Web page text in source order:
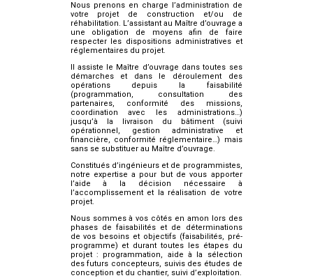
Nous prenons en charge l’administration de
votre projet de construction et/ou de
réhabilitation. L’assistant au Maître d’ouvrage a
une obligation de moyens afin de faire
respecter les dispositions administratives et
réglementaires du projet.
Il assiste le Maître d’ouvrage dans toutes ses
démarches et dans le déroulement des
opérations depuis la faisabilité
(programmation, consultation des
partenaires, conformité des missions,
coordination avec les administrations…)
jusqu’à la livraison du bâtiment (suivi
opérationnel, gestion administrative et
financière, conformité réglementaire…) mais
sans se substituer au Maître d’ouvrage.
Constitués d’ingénieurs et de programmistes,
notre expertise a pour but de vous apporter
l’aide à la décision nécessaire à
l’accomplissement et la réalisation de votre
projet.
Nous sommes à vos côtés en amon lors des
phases de faisabilités et de déterminations
de vos besoins et objectifs (faisabilités, pré-
programme) et durant toutes les étapes du
projet : programmation, aide à la sélection
des futurs concepteurs, suivis des études de
conception et du chantier, suivi d’exploitation.